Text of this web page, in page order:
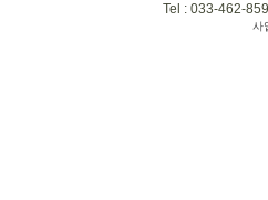
Tel : 033-462-
사